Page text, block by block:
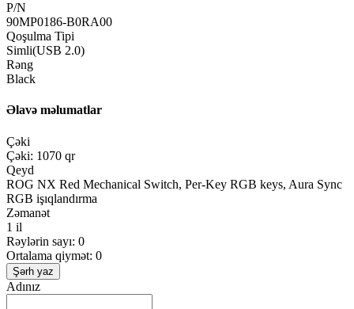
P/N
90MP0186-B0RA00
Qoşulma Tipi
Simli(USB 2.0)
Rəng
Black
Əlavə məlumatlar
Çəki
Çəki: 1070 qr
Qeyd
ROG NX Red Mechanical Switch, Per-Key RGB keys, Aura Sync
RGB işıqlandırma
Zəmanət
1 il
Rəylərin sayı: 0
Ortalama qiymət: 0
Şərh yaz
Adınız